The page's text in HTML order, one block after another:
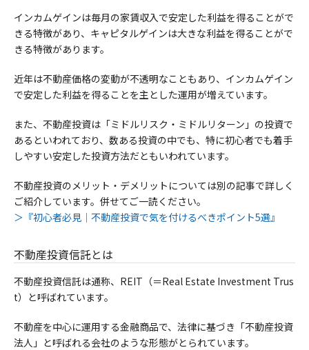
インカムゲインは毎月の家賃収入で安定した利益を得ることがで
きる特徴があり、キャピタルゲインは大きな利益を得ることがで
きる特徴があります。
近年は不動産価格の変動が不透明なこともあり、インカムゲイン
で安定した利益を得ることを主とした運用が増えています。
また、不動産投資は「ミドルリスク・ミドルリターン」の投資で
あるといわれており、数ある投資の中でも、特に初心者でも着手
しやすい安定した投資方法だともいわれています。
不動産投資のメリット・デメリットについては別の記事で詳しく
ご紹介しています。併せてご一読ください。
＞『初心者必見｜不動産投資で気を付けるべきポイント5選』
不動産投資信託とは
不動産投資信託は通称、REIT（＝Real Estate Investment Trus
t）と呼ばれています。
不動産を中心に運用する金融商品で、 法律に基づき「不動産投資
法人」と呼ばれる会社のような形態がとられています。